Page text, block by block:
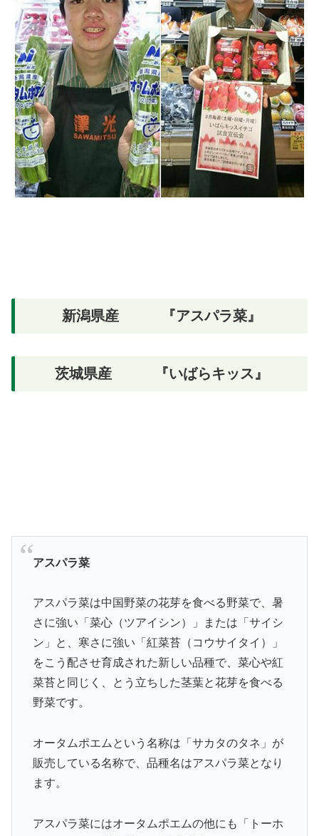
新潟県産 『アスパラ菜』
茨城県産 『いばらキッス』
アスパラ菜
アスパラ菜は中国野菜の花芽を食べる野菜で、暑
さに強い「菜心（ツアイシン）」または「サイシ
ン」と、寒さに強い「紅菜苔（コウサイタイ）」
をこう配させ育成された新しい品種で、菜心や紅
菜苔と同じく、とう立ちした茎葉と花芽を食べる
野菜です。
オータムポエムという名称は「サカタのタネ」が
販売している名称で、品種名はアスパラ菜となり
ます。
アスパラ菜にはオータムポエムの他にも「トーホ